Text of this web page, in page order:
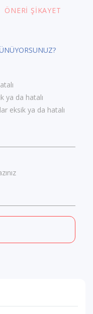
ÖNERI ŞIKAYET
ya da hatalı
eksik ya da hatalı